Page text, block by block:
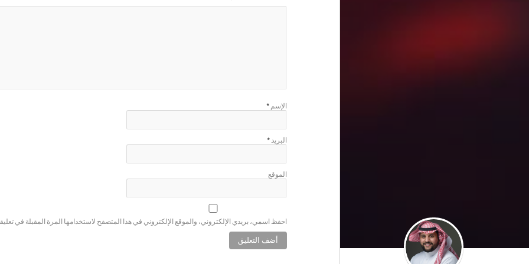
الإسم *
البريد*
الموقع
احفظ اسمي، بريدي الإلكتروني، والموقع الإلكتروني في هذا المتصفح لاستخدامها المرة المقبلة في